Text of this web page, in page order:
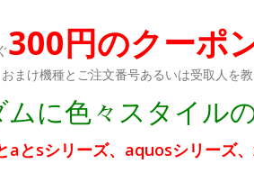
300円のクーポ
け機種とご注文番号あるいは受取人を
ムに色々スタイル
とsシリーズ、aquosシリー